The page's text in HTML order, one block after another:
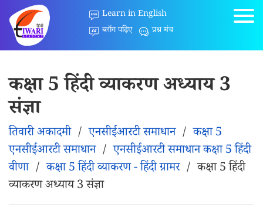
Learn in English
ब्लॉग पढ़िए
प्रश्न मंच
कक्षा 5 हिंदी व्याकरण अध्याय 3
संज्ञा
तिवारी अकादमी/एनसीईआरटी समाधान/कक्षा 5
एनसीईआरटी समाधान/एनसीईआरटी समाधान कक्षा 5 हिंदी
वीणा/कक्षा 5 हिंदी व्याकरण - हिंदी ग्रामर/कक्षा 5 हिंदी
व्याकरण अध्याय 3 संज्ञा